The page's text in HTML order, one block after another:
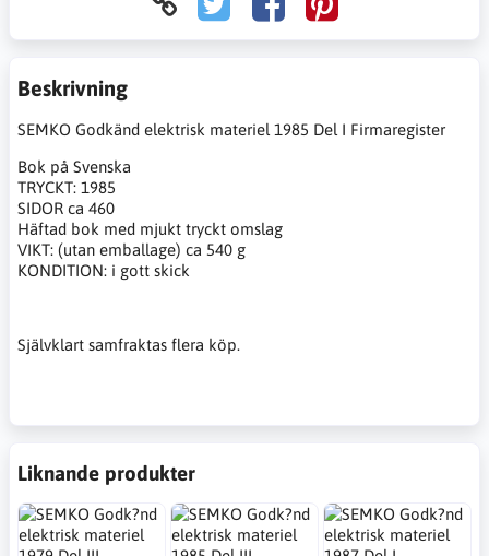
Beskrivning
SEMKO Godkänd elektrisk materiel 1985 Del I Firmaregister
Bok på Svenska
TRYCKT: 1985
SIDOR ca 460
Häftad bok med mjukt tryckt omslag
VIKT: (utan emballage) ca 540 g
KONDITION: i gott skick
Självklart samfraktas flera köp.
Liknande produkter